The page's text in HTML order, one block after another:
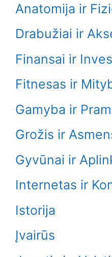
Anatomija ir
Drabužiai ir
Finansai ir
Fitnesas ir
Gamyba ir
Grožis ir
Gyvūnai ir
Internetas ir
Istorija
Įvairūs